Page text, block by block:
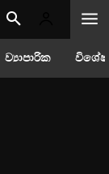
ව්‍යාපාරික